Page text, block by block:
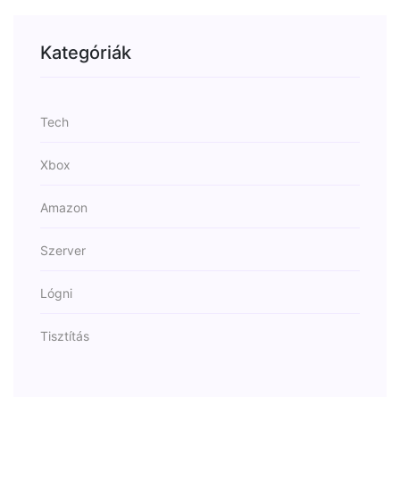
Kategóriák
Tech
Xbox
Amazon
Szerver
Lógni
Tisztítás